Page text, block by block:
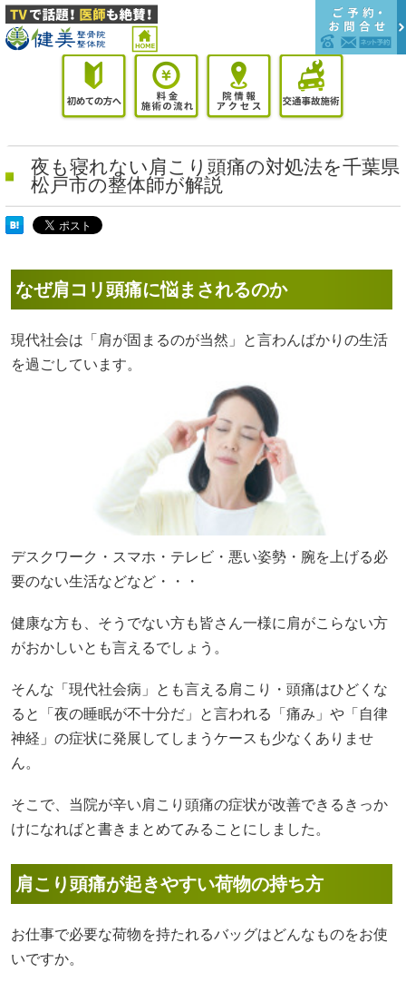
夜も寝れない肩こり頭痛の対処法を千葉県
松戸市の整体師が解説
なぜ肩コリ頭痛に悩まされるのか
現代社会は「肩が固まるのが当然」と言わんばかりの生活
を過ごしています。
デスクワーク・スマホ・テレビ・悪い姿勢・腕を上げる必
要のない生活などなど・・・
健康な方も、そうでない方も皆さん一様に肩がこらない方
がおかしいとも言えるでしょう。
そんな「現代社会病」とも言える肩こり・頭痛はひどくな
ると「夜の睡眠が不十分だ」と言われる「痛み」や「自律
神経」の症状に発展してしまうケースも少なくありませ
ん。
そこで、当院が辛い肩こり頭痛の症状が改善できるきっか
けになればと書きまとめてみることにしました。
肩こり頭痛が起きやすい荷物の持ち方
お仕事で必要な荷物を持たれるバッグはどんなものをお使
いですか。